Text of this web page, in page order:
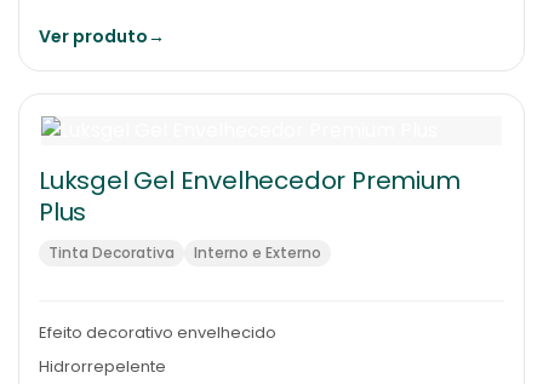
Ver produto→
Luksgel Gel Envelhecedor Premium
Plus
Tinta Decorativa Interno e Externo
Efeito decorativo envelhecido
Hidrorrepelente